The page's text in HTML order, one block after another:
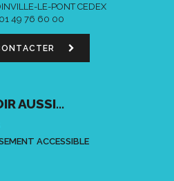
LE-PONT CEDEX
01 49 76 60 00
AUSSI...
ACCESSIBLE